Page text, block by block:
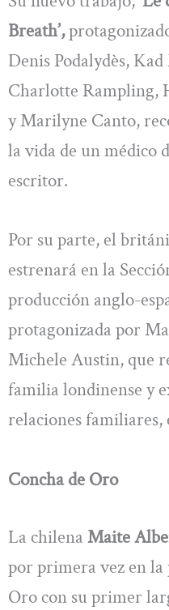
Breath’,
Denis Podalydès,
Charlotte Rampling,
y Marilyne Canto,
la vida de un médico
escritor.
Por su parte, el
estrenará en la
producción anglo-
protagonizada por
Michele Austin, que
familia londinense y
relaciones familiares,
Concha de Oro
La chilena Maite
por primera vez en la
Oro con su primer